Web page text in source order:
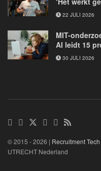
22 JULI 2026
MIT-
AI leidt 15
30 JULI 2026
© 2015 - 2026 | Recruitment
UTRECHT Nederland